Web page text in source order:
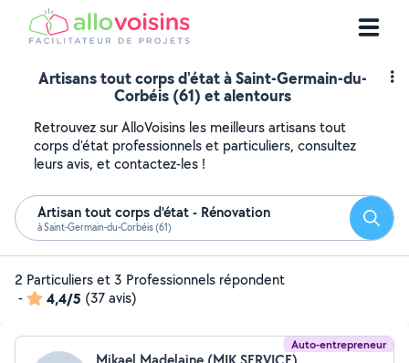
Artisans tout corps d'état à Saint-Germain-du-
Corbéis (61) et alentours
Retrouvez sur AlloVoisins les meilleurs artisans tout
corps d'état professionnels et particuliers, consultez
leurs avis, et contactez-les !
Artisan tout corps d'état - Rénovation
à Saint-Germain-du-Corbéis (61)
2 Particuliers et 3 Professionnels répondent
-
4,4/5 (37 avis)
Auto-entrepreneur